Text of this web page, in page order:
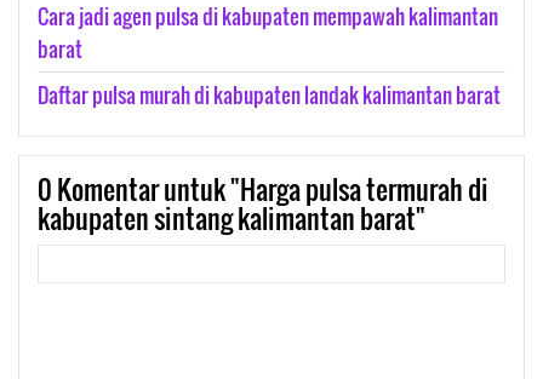
Cara jadi agen pulsa di kabupaten mempawah kalimantan
barat
Daftar pulsa murah di kabupaten landak kalimantan barat
0Komentar untuk "Harga pulsa termurah di
kabupaten sintang kalimantan barat"